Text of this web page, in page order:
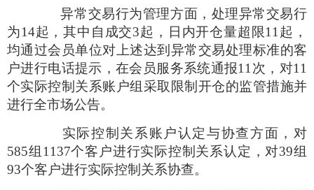
异常交易行为管理方面，处理异常交易行
为14起，其中自成交3起，日内开仓量超限11 起，
均通过会员单位对上述达到异常交易处理标准的客
户进行电话提示，在会员服务系统通报11 次，对11
个实际控制关系账户组采取限制开仓的监管措施并
进行全市场公告。
实际控制关系账户认定与协查方面，对
585组 1137个客户进行实际控制关系认定，对39组
93个客户进行实际控制关系协查。